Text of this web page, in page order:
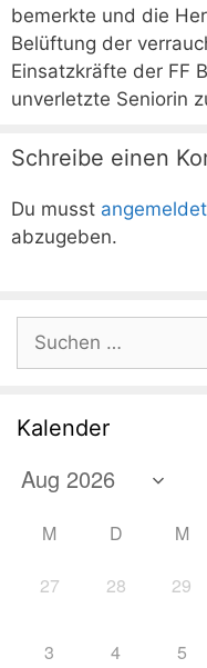
bemerkte und die
Belüftung der
Einsatzkräfte der FF
unverletzte Seniorin
Schreibe einen
Du musst angemeldet
abzugeben.
nach:
Kalender
M D M
27 28 29
3 4 5